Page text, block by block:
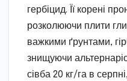
гербіцид. Її корені
розколюючи плити
важкими ґрунтами,
знищуючи
сівба 20 кг/га в